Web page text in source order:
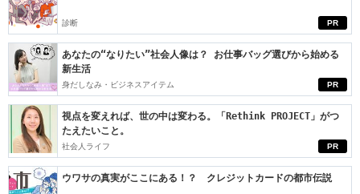
PR
診断
PR
あなたの“なりたい”社会人像は？ お仕事バッグ選びから始める
新生活
身だしなみ・ビジネスアイテム
PR
視点を変えれば、世の中は変わる。「Rethink PROJECT」がつ
たえたいこと。
社会人ライフ
ウワサの真実がここにある！？ クレジットカードの都市伝説